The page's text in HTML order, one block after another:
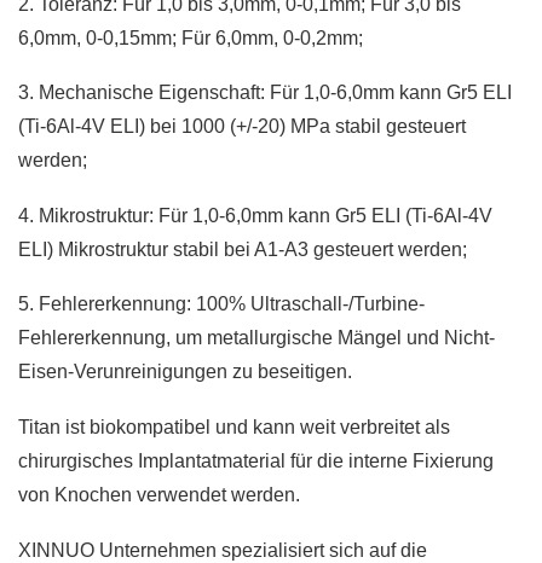
6,0mm, 0-0,15mm; Für 6,0mm, 0-0,2mm;
3. Mechanische Eigenschaft: Für 1,0-6,0mm kann Gr5 ELI
(Ti-6Al-4V ELI) bei 1000 (+/-20) MPa stabil gesteuert
werden;
4. Mikrostruktur: Für 1,0-6,0mm kann Gr5 ELI (Ti-6Al-4V
ELI) Mikrostruktur stabil bei A1-A3 gesteuert werden;
5. Fehlererkennung: 100% Ultraschall-/Turbine-
Fehlererkennung, um metallurgische Mängel und Nicht-
Eisen-Verunreinigungen zu beseitigen.
Titan ist biokompatibel und kann weit verbreitet als
chirurgisches Implantatmaterial für die interne Fixierung
von Knochen verwendet werden.
XINNUO Unternehmen spezialisiert sich auf die